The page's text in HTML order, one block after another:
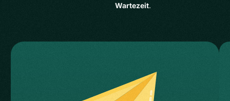
Wartezeit.